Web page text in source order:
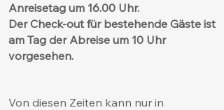
Anreisetag um 16.00 Uhr.
Der Check-out für bestehende Gäste ist
am Tag der Abreise um 10 Uhr
vorgesehen.
Von diesen Zeiten kann nur in